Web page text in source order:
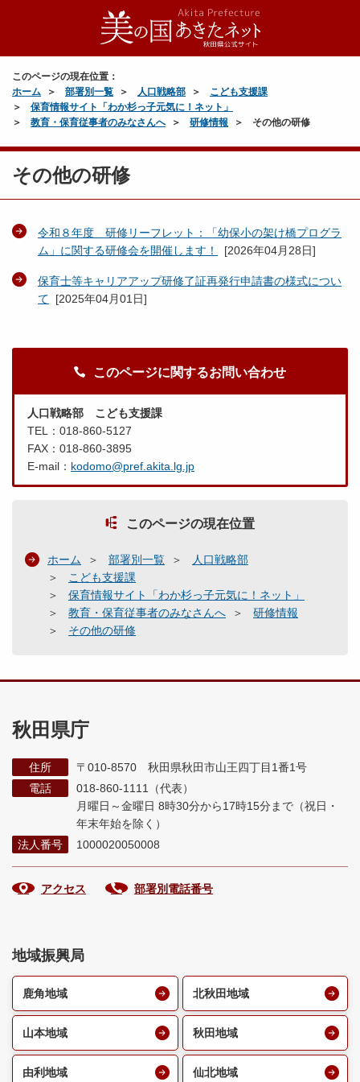
このページの現在位置：
ホーム
部署別一覧 人口戦略部
こども支援課
保育情報サイト「わか杉っ子元気に！ネット」
教育・保育従事者のみなさんへ
研修情報 その他の研修
その他の研修
令和８年度 研修リーフレット：「幼保小の架け橋プログラ
ム」に関する研修会を開催します！
[2026年04月28日]
保育士等キャリアアップ研修了証再発行申請書の様式につい
て [2025年04月01日]
このページに関するお問い合わせ
人口戦略部 こども支援課
TEL：018-860-5127
FAX：018-860-3895
E-mail： kodomo@pref.akita.lg.jp
このページの現在位置
ホーム 部署別一覧
人口戦略部
こども支援課
保育情報サイト「わか杉っ子元気に！ネット」
教育・保育従事者のみなさんへ
研修情報
その他の研修
秋田県庁
住所
〒010-8570 秋田県秋田市山王四丁目1番1号
電話
018-860-1111（代表）
月曜日～金曜日 8時30分から17時15分まで （祝日・
年末年始を除く）
法人番号
1000020050008
アクセス 部署別電話番号
地域振興局
鹿角地域 北秋田地域
山本地域 秋田地域
由利地域 仙北地域